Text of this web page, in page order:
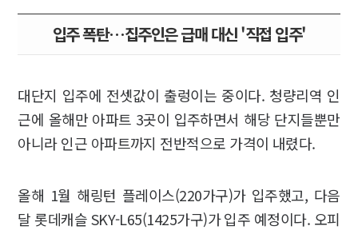
입주 폭탄…집주인은 급매 대신 '직접 입주'
대단지 입주에 전셋값이 출렁이는 중이다. 청량리역 인
근에 올해만 아파트 3곳이 입주하면서 해당 단지들뿐만
아니라 인근 아파트까지 전반적으로 가격이 내렸다.
올해 1월 해링턴 플레이스(220가구)가 입주했고, 다음
달 롯데캐슬 SKY-L65(1425가구)가 입주 예정이다. 오피